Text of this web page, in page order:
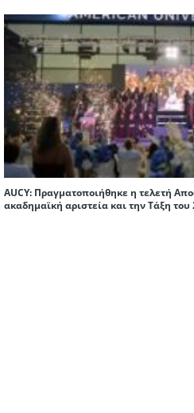
AUCY: Πραγματοποιήθηκε η τελετή
ακαδημαϊκή αριστεία και την Τάξη του